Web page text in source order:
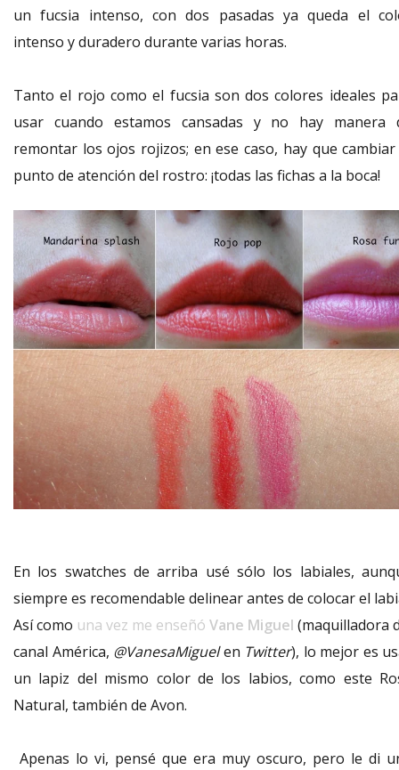
un fucsia intenso, con dos pasadas ya queda el
intenso y duradero durante varias horas.
Tanto el rojo como el fucsia son dos colores ideales
usar cuando estamos cansadas y no hay manera
remontar los ojos rojizos; en ese caso, hay que
punto de atención del rostro: ¡todas las fichas a la boca!
En los swatches de arriba usé sólo los labiales,
siempre es recomendable delinear antes de colocar el
Así como una vez me enseñó Vane Miguel (maquilladora
canal América, @VanesaMiguelen Twitter), lo mejor es
un lapiz del mismo color de los labios, como este
Natural, también de Avon.
Apenas lo vi, pensé que era muy oscuro, pero le di